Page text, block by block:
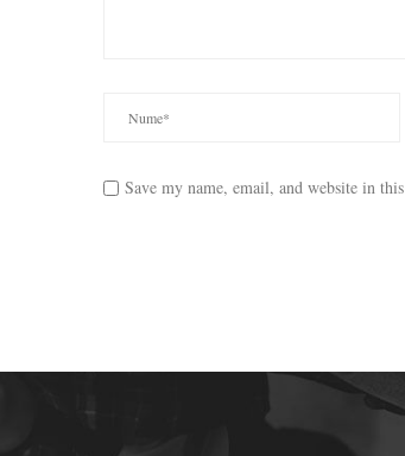
Save my name, email, and website in